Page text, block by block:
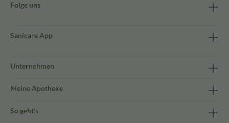
Folge uns
Sanicare App
Unternehmen
Meine Apotheke
So geht's